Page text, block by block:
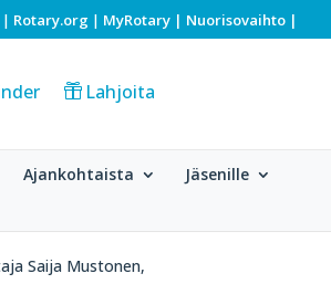
| Rotary.org | MyRotary | Nuorisovaihto |
Lahjoita
Ajankohtaista
Jäsenille
Saija Mustonen,